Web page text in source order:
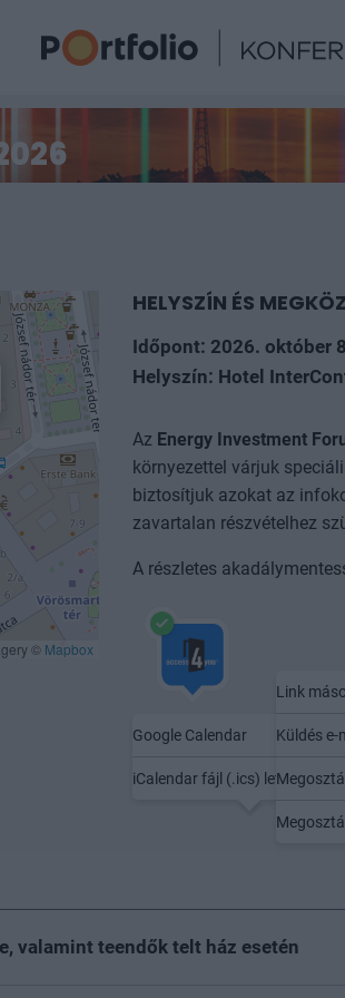
© Mapbox
HELYSZÍN ÉS
Időpont: 2026. október
Helyszín: Hotel
Az Energy Investment
környezettel várjuk
biztosítjuk azokat az
zavartalan részvételhez
A részletes
Google Calendar
iCalendar fájl (.ics) letöltése
Link
Küldés e-
valamint teendők telt ház esetén